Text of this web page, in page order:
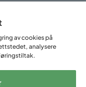
av cookies på
analysere